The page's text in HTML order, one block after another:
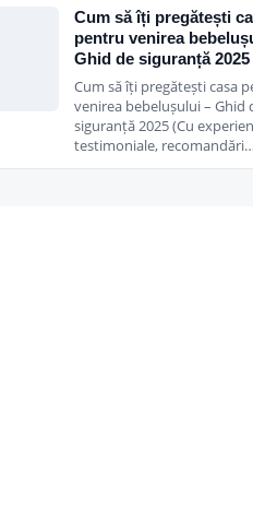
Cum să îți pregătești
pentru venirea
Ghid de siguranță 2025
Cum să îți pregătești casa
venirea bebelușului – Ghid
siguranță 2025 (Cu
testimoniale, recomandări…